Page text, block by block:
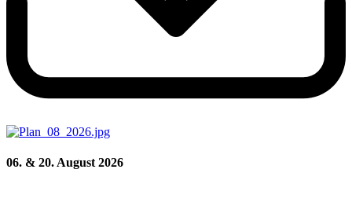
06. & 20. August 2026